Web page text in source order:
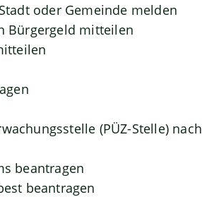
oder Gemeinde melden
Bürgergeld mitteilen
(PÜZ-Stelle) nach
beantragen
beantragen